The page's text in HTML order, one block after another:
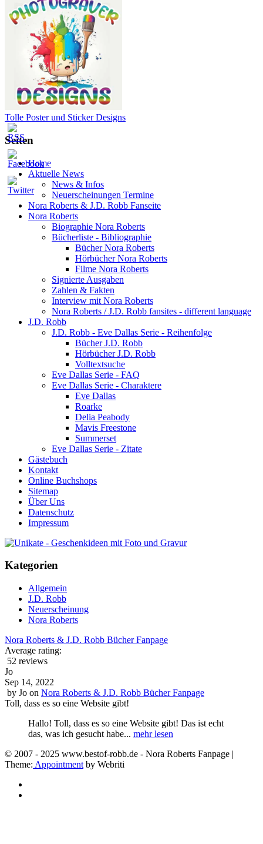
Tolle Poster und Sticker Designs
Seiten
Home
Aktuelle News
News & Infos
Neuerscheinungen Termine
Nora Roberts & J.D. Robb Fanseite
Nora Roberts
Biographie Nora Roberts
Bücherliste - Bibliographie
Bücher Nora Roberts
Hörbücher Nora Roberts
Filme Nora Roberts
Signierte Ausgaben
Zahlen & Fakten
Interview mit Nora Roberts
Nora Roberts / J.D. Robb fansites - different language
J.D. Robb
J.D. Robb - Eve Dallas Serie - Reihenfolge
Bücher J.D. Robb
Hörbücher J.D. Robb
Volltextsuche
Eve Dallas Serie - FAQ
Eve Dallas Serie - Charaktere
Eve Dallas
Roarke
Delia Peabody
Mavis Freestone
Summerset
Eve Dallas Serie - Zitate
Gästebuch
Kontakt
Online Buchshops
Sitemap
Über Uns
Datenschutz
Impressum
Kategorien
Allgemein
J.D. Robb
Neuerscheinung
Nora Roberts
Nora Roberts & J.D. Robb Bücher Fanpage
Average rating:
52 reviews
Jo
Sep 14, 2022
by Jo on Nora Roberts & J.D. Robb Bücher Fanpage
Toll, dass es so eine Website gibt!
Hallo! Toll, dass es so eine Website gibt! Das ist echt
das, was ich gesucht habe... mehr lesen
© 2007 - 2025 www.bestof-robb.de - Nora Roberts Fanpage |
Theme: Appointment by Webriti